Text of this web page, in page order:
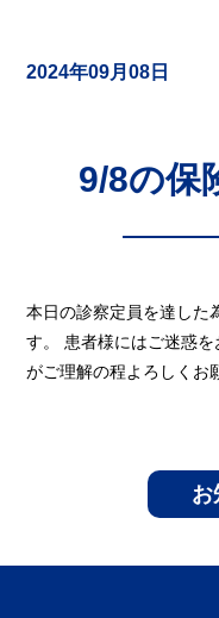
2024年09月08日
9/8の保
本日の診察定員を達した
す。 患者様にはご迷惑
がご理解の程よろしくお
お